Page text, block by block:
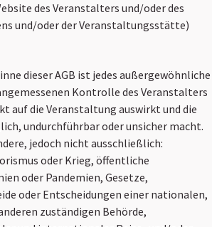
des Veranstalters und/oder des
und/oder der Veranstaltungsstätte)
dieser AGB ist jedes außergewöhnliche
Kontrolle des Veranstalters
auf die Veranstaltung auswirkt und die
undurchführbar oder unsicher macht.
jedoch nicht ausschließlich:
oder Krieg, öffentliche
oder Pandemien, Gesetze,
oder Entscheidungen einer nationalen,
zuständigen Behörde,